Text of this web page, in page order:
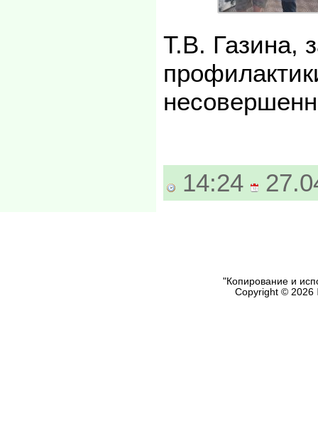
Т.В. Газина,
14:24
"Копирование и
Copyright © 2026